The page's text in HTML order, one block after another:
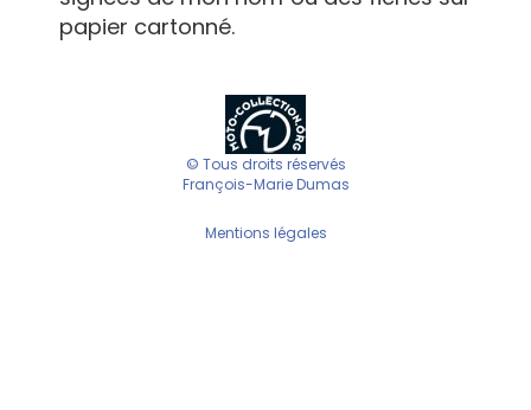
papier cartonné.
© Tous droits réservés
François-Marie Dumas
Mentions légales